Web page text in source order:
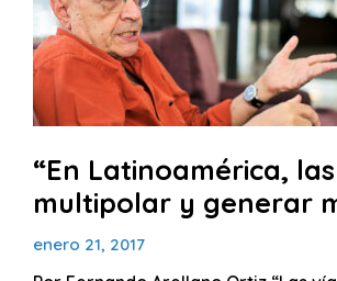
“En Latinoamérica,
multipolar y generar
enero 21, 2017